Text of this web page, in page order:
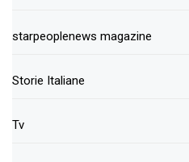
starpeoplenews magazine
Storie Italiane
Tv